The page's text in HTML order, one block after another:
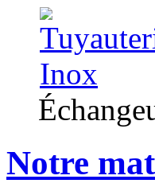
Notre